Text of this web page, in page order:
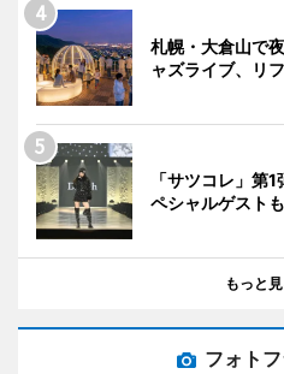
札幌・大倉山で
ャズライブ、リ
「サツコレ」第
ペシャルゲスト
もっと
フォト